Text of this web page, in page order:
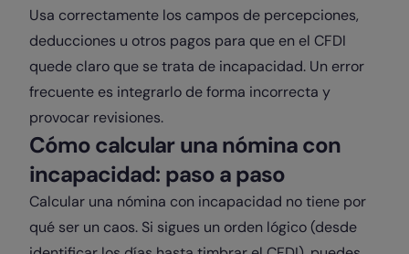
Usa correctamente los campos de percepciones,
deducciones u otros pagos para que en el CFDI
quede claro que se trata de incapacidad. Un error
frecuente es integrarlo de forma incorrecta y
provocar revisiones.
Cómo calcular una nómina con
incapacidad: paso a paso
Calcular una nómina con incapacidad no tiene por
qué ser un caos. Si sigues un orden lógico (desde